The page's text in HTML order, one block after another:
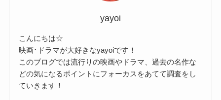
yayoi
こんにちは☆
映画･ドラマが大好きなyayoiです！
このブログでは流行りの映画やドラマ、過去の名作な
どの気になるポイントにフォーカスをあてて調査をし
ていきます！